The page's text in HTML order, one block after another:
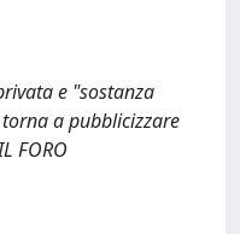
e "sostanza
a pubblicizzare
FORO